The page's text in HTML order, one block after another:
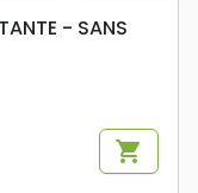
- SANS
shopping_cart